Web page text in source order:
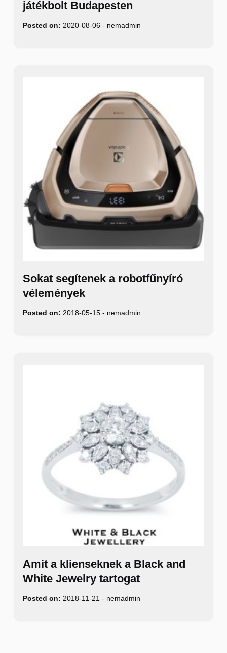
játékbolt Budapesten
Posted on: 2020-08-06 - nemadmin
Sokat segítenek a robotfűnyíró
vélemények
Posted on: 2018-05-15 - nemadmin
Amit a klienseknek a Black and
White Jewelry tartogat
Posted on: 2018-11-21 - nemadmin